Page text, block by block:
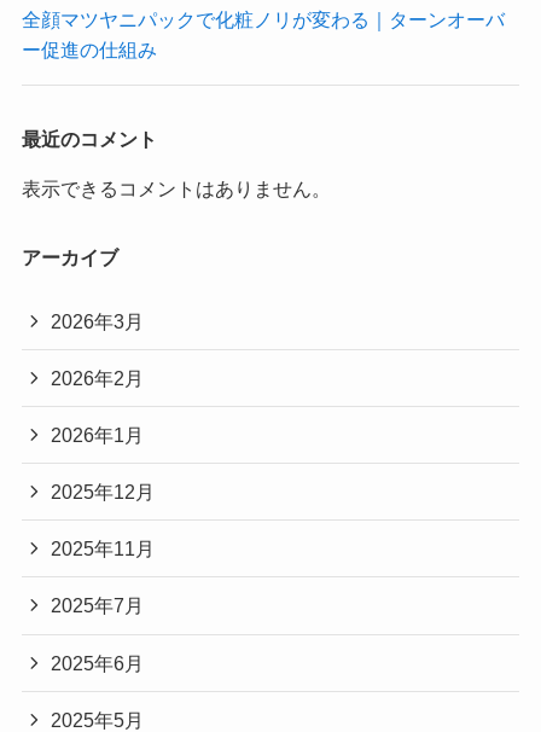
全顔マツヤニパックで化粧ノリが変わる｜ターンオーバ
ー促進の仕組み
最近のコメント
表示できるコメントはありません。
アーカイブ
2026年3月
2026年2月
2026年1月
2025年12月
2025年11月
2025年7月
2025年6月
2025年5月